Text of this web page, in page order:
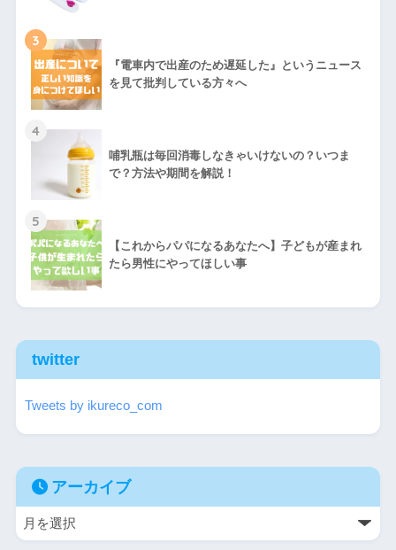
3
『電車内で出産のため遅延した』というニュース
を見て批判している方々へ
4
哺乳瓶は毎回消毒しなきゃいけないの？いつま
で？方法や期間を解説！
5
【これからパパになるあなたへ】子どもが産まれ
たら男性にやってほしい事
twitter
Tweets by ikureco_com
アーカイブ